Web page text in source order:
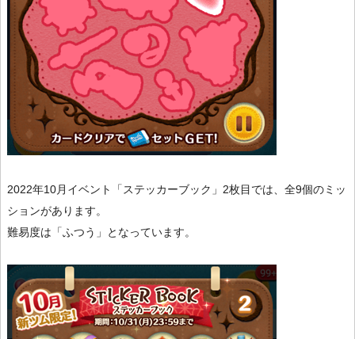
2022年10月イベント「ステッカーブック」2枚目では、全9個のミッ
ションがあります。
難易度は「ふつう」となっています。